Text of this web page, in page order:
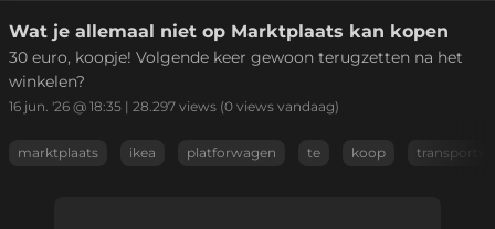
Link kopiëren
Wat je allemaal niet op Marktplaats kan kopen
30 euro, koopje! Volgende keer gewoon terugzetten na het
winkelen?
16 jun. '26 @ 18:35 | 28.297 views (0 views vandaag)
marktplaats ikea platforwagen te koop